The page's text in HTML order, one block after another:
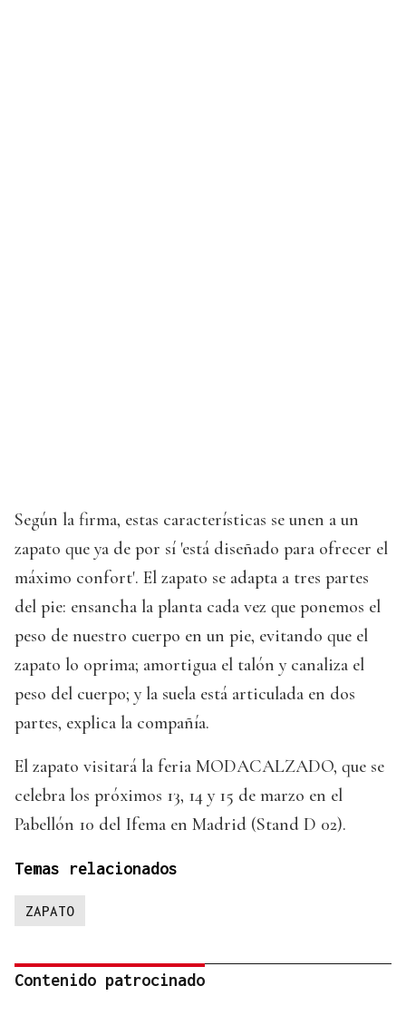
Según la firma, estas características se unen a un
zapato que ya de por sí 'está diseñado para ofrecer el
máximo confort'. El zapato se adapta a tres partes
del pie: ensancha la planta cada vez que ponemos el
peso de nuestro cuerpo en un pie, evitando que el
zapato lo oprima; amortigua el talón y canaliza el
peso del cuerpo; y la suela está articulada en dos
partes, explica la compañía.
El zapato visitará la feria MODACALZADO, que se
celebra los próximos 13, 14 y 15 de marzo en el
Pabellón 10 del Ifema en Madrid (Stand D 02).
Temas relacionados
ZAPATO
Contenido patrocinado